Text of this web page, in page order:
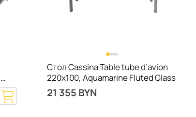
Стол Cassina Table tube d’avion
220х100, Aquamarine Fluted Glass
21 355 BYN